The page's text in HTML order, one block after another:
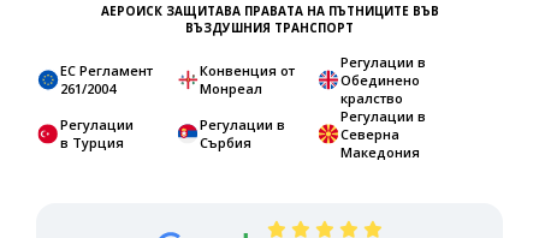
АЕРОИСК ЗАЩИТАВА ПРАВАТА НА ПЪТНИЦИТЕ ВЪВ
ВЪЗДУШНИЯ ТРАНСПОРТ
ЕС Регламент
261/2004
Конвенция от
Монреал
Регулации в
Обединено
кралство
Регулации
в Турция
Регулации в
Сърбия
Регулации в
Северна
Македония